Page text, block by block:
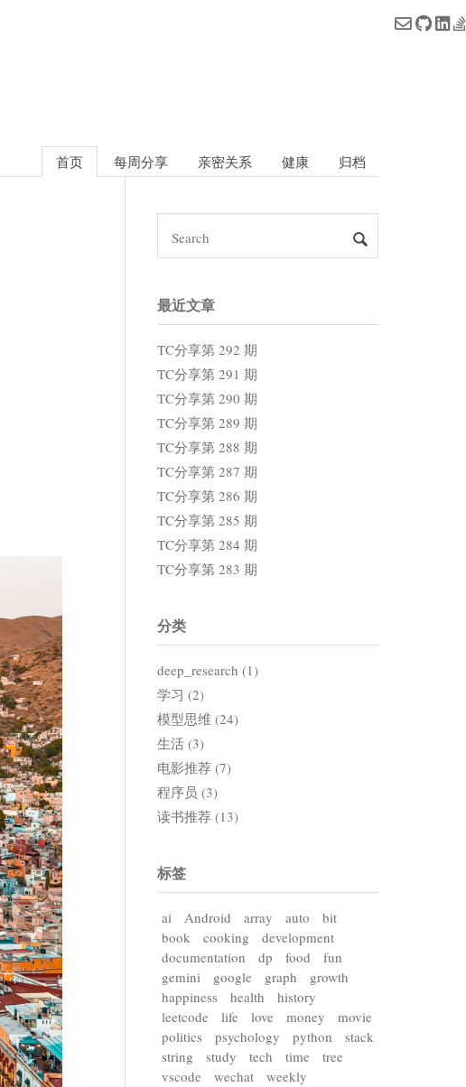
首页 每周分享 亲密关系 健康 归档
最近文章
TC分享第 292 期
TC分享第 291 期
TC分享第 290 期
TC分享第 289 期
TC分享第 288 期
TC分享第 287 期
TC分享第 286 期
TC分享第 285 期
TC分享第 284 期
TC分享第 283 期
分类
deep_research (1)
学习 (2)
模型思维 (24)
生活 (3)
电影推荐 (7)
程序员 (3)
读书推荐 (13)
标签
ai Android array auto
bit
book
cooking
development
documentation
dp food
fun
gemini
google graph
growth
happiness
health
history
leetcode
life love money
movie
politics
psychology python
stack
string
study tech time
tree
vscode
wechat weekly